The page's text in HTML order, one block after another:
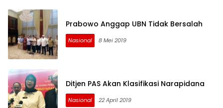
Prabowo Anggap UBN Tidak Bersalah
Nasional 8 Mei 2019
Ditjen PAS Akan Klasifikasi Narapidana
Nasional 22 April 2019